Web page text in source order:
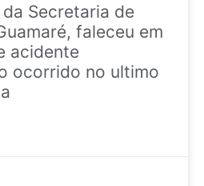
Secretaria de
faleceu em
acidente
ocorrido no ultimo